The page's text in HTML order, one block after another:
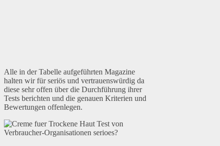
Alle in der Tabelle aufgeführten Magazine
halten wir für seriös und vertrauenswürdig da
diese sehr offen über die Durchführung ihrer
Tests berichten und die genauen Kriterien und
Bewertungen offenlegen.